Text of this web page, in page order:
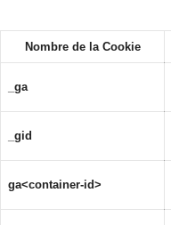
Nombre de la Cookie
_ga
_gid
ga<container-id>